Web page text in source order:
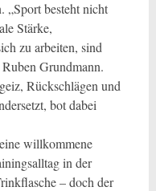
„Sport besteht nicht
Stärke,
zu arbeiten, sind
Grundmann.
Rückschlägen und
bot dabei
willkommene
in der
– doch der